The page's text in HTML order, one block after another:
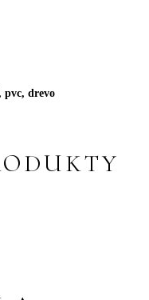
drevo